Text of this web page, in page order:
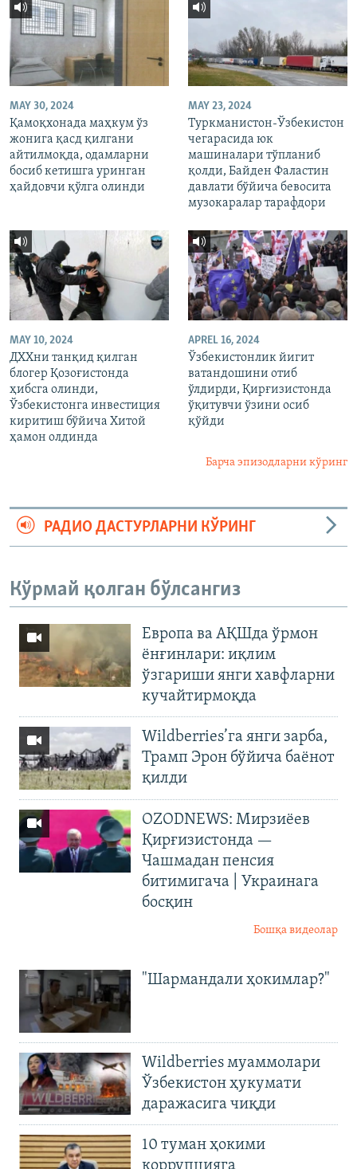
MAY 30, 2024
Қамоқхонада маҳкум ўз
жонига қасд қилгани
айтилмоқда, одамларни
босиб кетишга уринган
ҳайдовчи қўлга олинди
MAY 23, 2024
Туркманистон-Ўзбекистон
чегарасида юк
машиналари тўпланиб
қолди, Байден Фаластин
давлати бўйича бевосита
музокаралар тарафдори
MAY 10, 2024
ДХХни танқид қилган
блогер Қозоғистонда
ҳибсга олинди,
Ўзбекистонга инвестиция
киритиш бўйича Хитой
ҳамон олдинда
APREL 16, 2024
Ўзбекистонлик йигит
ватандошини отиб
ўлдирди, Қирғизистонда
ўқитувчи ўзини осиб
қўйди
Барча эпизодларни кўринг
РАДИО ДАСТУРЛАРНИ КЎРИНГ
Кўрмай қолган бўлсангиз
Европа ва АҚШда ўрмон
ёнғинлари: иқлим
ўзгариши янги хавфларни
кучайтирмоқда
Wildberries’га янги зарба,
Трамп Эрон бўйича баёнот
қилди
OZODNEWS: Мирзиёев
Қирғизистонда —
Чашмадан пенсия
битимигача | Украинага
босқин
Бошқа видеолар
"Шармандали ҳокимлар?"
Wildberries муаммолари
Ўзбекистон ҳукумати
даражасига чиқди
10 туман ҳокими